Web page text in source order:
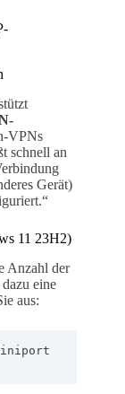
VPNs
schnell an
Gerät)
11 23H2)
Anzahl der
eine
aus: